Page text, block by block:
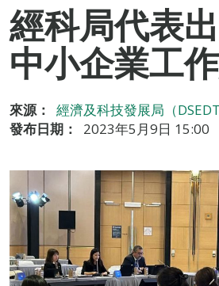
經科局代表
中小企業工
來源：
經濟及科技發展局（DSEDT
發布日期：
2023年5月9日 15:00